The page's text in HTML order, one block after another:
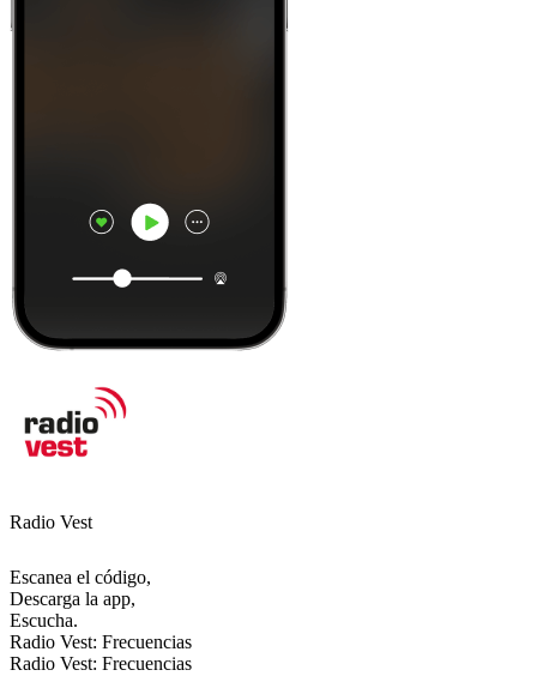
Radio Vest
Escanea el código,
Descarga la app,
Escucha.
Radio Vest: Frecuencias
Radio Vest: Frecuencias